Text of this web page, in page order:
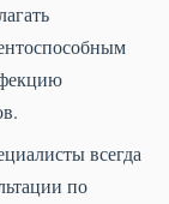
всегда
по